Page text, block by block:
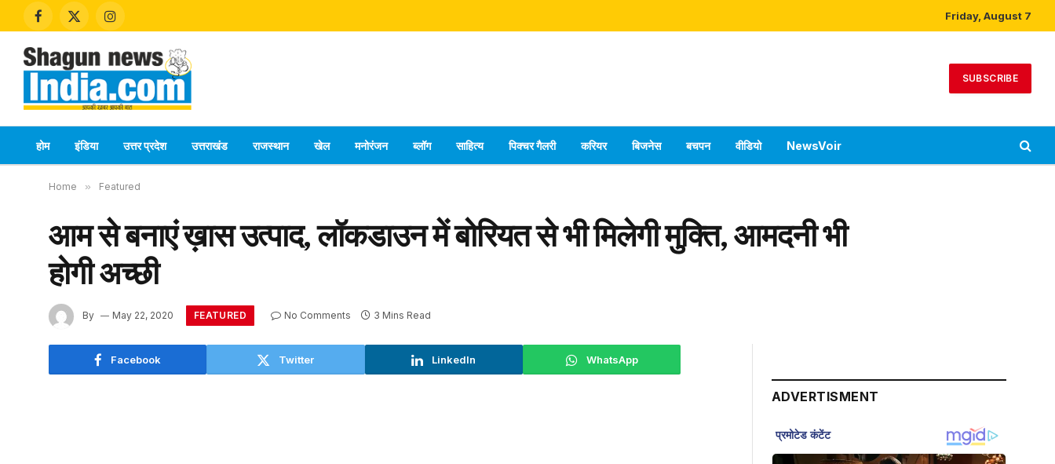
Facebook
X
Instagram
Friday, August 7
SUBSCRIBE
होम इंडिया उत्तर प्रदेश उत्तराखंड राजस्थान खेल मनोरंजन ब्लॉग साहित्य पिक्चर गैलरी करियर बिजनेस बचपन वीडियो NewsVoir
Home » Featured
आम से बनाएं ख़ास उत्पाद, लॉकडाउन में बोरियत से भी मिलेगी मुक्ति, आमदनी भी
होगी अच्छी
By May 22, 2020 FEATURED No Comments 3 Mins Read
Facebook Twitter LinkedIn WhatsApp
ADVERTISMENT